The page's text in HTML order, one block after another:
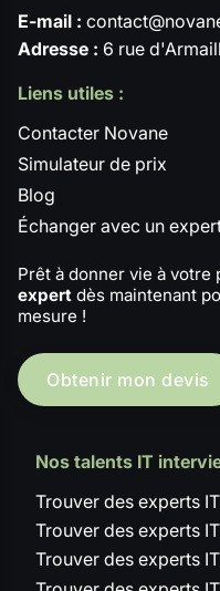
E-mail :
Adresse : 6 rue
Liens utiles :
Contacter Novane
Simulateur de prix
Blog
Échanger avec un
Prêt à donner vie à votre
expert dès maintenant
mesure !
Obtenir mon devis
Nos talents IT
Trouver des experts
Trouver des experts
Trouver des experts